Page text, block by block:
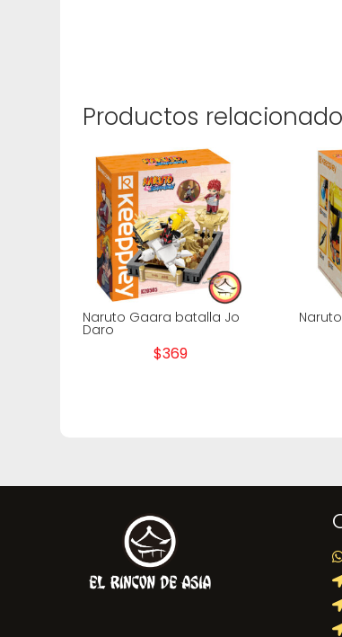
Productos
Naruto Gaara batalla Jo
Daro
$369